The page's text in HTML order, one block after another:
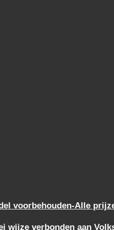
voorbehouden-Alle
wijze verbonden aan